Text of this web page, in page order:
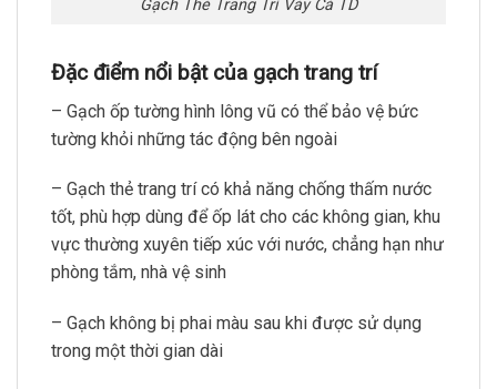
Gạch Thẻ Trang Trí Vảy Cá TD
Đặc điểm nổi bật của gạch trang trí
– Gạch ốp tường hình lông vũ có thể bảo vệ bức
tường khỏi những tác động bên ngoài
– Gạch thẻ trang trí có khả năng chống thấm nước
tốt, phù hợp dùng để ốp lát cho các không gian, khu
vực thường xuyên tiếp xúc với nước, chẳng hạn như
phòng tắm, nhà vệ sinh
– Gạch không bị phai màu sau khi được sử dụng
trong một thời gian dài